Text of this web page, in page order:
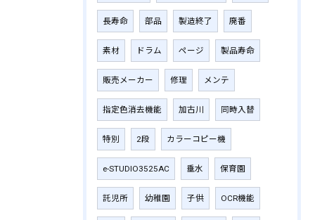
長寿命 部品 製造終了 廃番
素材 ドラム ページ 製品寿命
販売メーカー 修理 メンテ
指定色消去機能 加古川 同時入替
特別 2段 カラーコピー機
e-STUDIO3525AC 垂水 保育園
託児所 幼稚園 子供 OCR機能